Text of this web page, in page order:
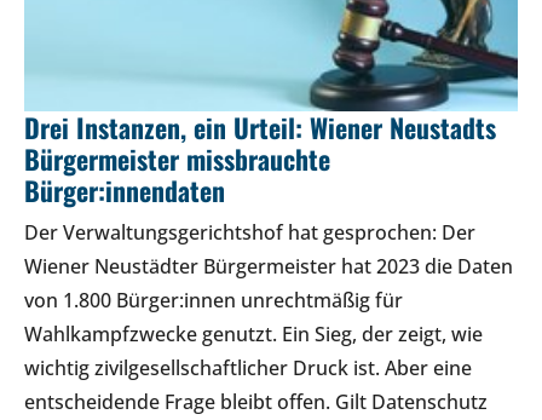
Drei Instanzen, ein Urteil: Wiener Neustadts
Bürgermeister missbrauchte
Bürger:innendaten
Der Verwaltungsgerichtshof hat gesprochen: Der
Wiener Neustädter Bürgermeister hat 2023 die Daten
von 1.800 Bürger:innen unrechtmäßig für
Wahlkampfzwecke genutzt. Ein Sieg, der zeigt, wie
wichtig zivilgesellschaftlicher Druck ist. Aber eine
entscheidende Frage bleibt offen. Gilt Datenschutz